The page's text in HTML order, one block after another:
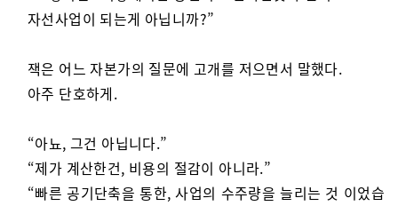
자선사업이 되는게 아닙니까?”
잭은 어느 자본가의 질문에 고개를 저으면서 말했다.
아주 단호하게.
“아뇨, 그건 아닙니다.”
“제가 계산한건, 비용의 절감이 아니라.”
“빠른 공기단축을 통한, 사업의 수주량을 늘리는 것 이었습